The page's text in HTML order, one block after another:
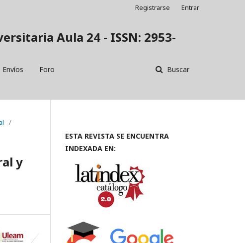
Aula 24 - ISSN: 2953-
Envíos Foro Buscar
Registrarse Entrar
/
y
ESTA REVISTA SE ENCUENTRA
INDEXADA EN: